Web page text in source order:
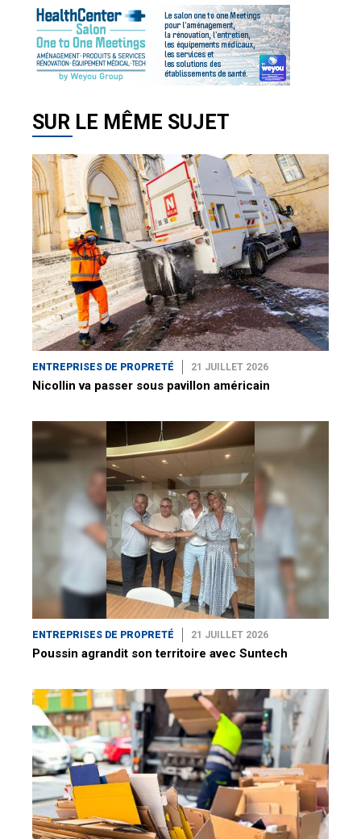
SUR LE MÊME SUJET
ENTREPRISES DE PROPRETÉ 21 JUILLET 2026
Nicollin va passer sous pavillon américain
ENTREPRISES DE PROPRETÉ 21 JUILLET 2026
Poussin agrandit son territoire avec Suntech